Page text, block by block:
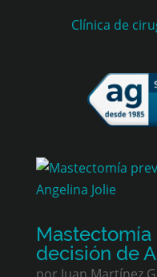
Clínica de
decisión de